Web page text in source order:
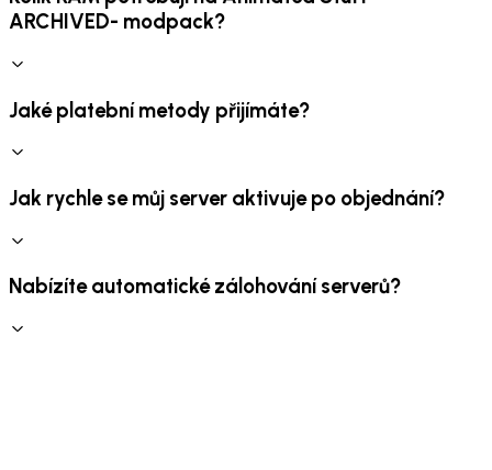
ARCHIVED- modpack?
Jaké platební metody přijímáte?
Jak rychle se můj server aktivuje po objednání?
Nabízíte automatické zálohování serverů?